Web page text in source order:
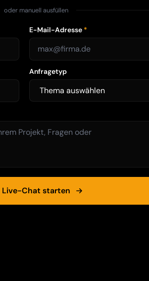
oder manuell ausfüllen
E-Mail-Adresse *
Anfragetyp
Live-Chat starten